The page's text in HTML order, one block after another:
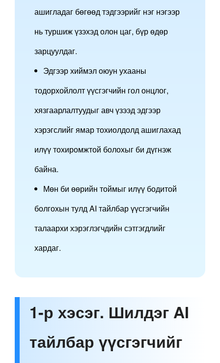
ашигладаг бөгөөд тэдгээрийг нэг нэгээр
нь туршиж үзэхэд олон цаг, бүр өдөр
зарцуулдаг.
Эдгээр хиймэл оюун ухааны
тодорхойлолт үүсгэгчийн гол онцлог,
хязгаарлалтуудыг авч үзээд эдгээр
хэрэгслийг ямар тохиолдолд ашиглахад
илүү тохиромжтой болохыг би дүгнэж
байна.
Мөн би өөрийн тоймыг илүү бодитой
болгохын тулд AI тайлбар үүсгэгчийн
талаархи хэрэглэгчдийн сэтгэгдлийг
хардаг.
1-р хэсэг. Шилдэг AI
тайлбар үүсгэгчийг